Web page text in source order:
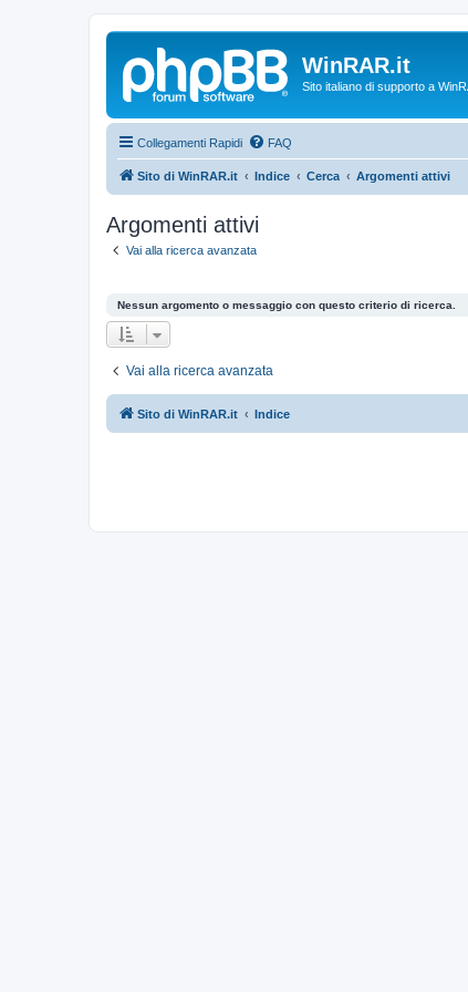
WinRAR.it
Sito italiano di supporto a
Collegamenti Rapidi FAQ
Sito di WinRAR.it Indice Cerca Argomenti attivi
Argomenti attivi
Vai alla ricerca avanzata
Nessun argomento o messaggio con questo criterio di ricerca.
Vai alla ricerca avanzata
Sito di WinRAR.it Indice